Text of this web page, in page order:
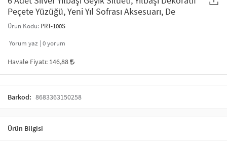
ODA KOKUSU VE MUM
Peçete Yüzüğü, Yeni Yıl Sofrası Aksesuarı, De
Ürün Kodu: PRT-100S
Yorum yaz | 0yorum
Havale Fiyatı: 146,88
Barkod: 8683363150258
Ürün Bilgisi